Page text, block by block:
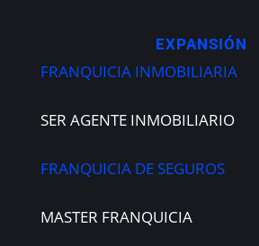
EXPANSIÓN
FRANQUICIA INMOBILIARIA
SER AGENTE INMOBILIARIO
FRANQUICIA DE SEGUROS
MASTER FRANQUICIA